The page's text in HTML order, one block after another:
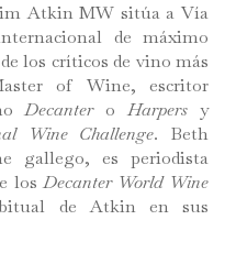
Atkin MW sitúa a Vía
de máximo
los críticos de vino más
of Wine, escritor
DecanteroHarpers y
Wine Challenge. Beth
gallego, es periodista
losDecanter World Wine
de Atkin en sus